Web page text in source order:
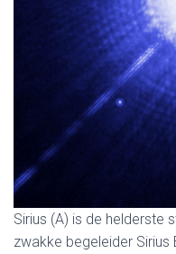
Sirius (A) is de helderste
zwakke begeleider Sirius